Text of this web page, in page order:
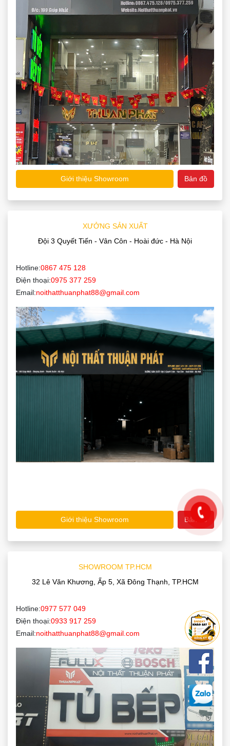
Giới thiệu Showroom Bản đồ
XƯỞNG SẢN XUẤT
Đội 3 Quyết Tiến - Vân Côn - Hoài đức - Hà Nội
Hotline:0867 475 128
Điện thoại:0975 377 259
Email:noithatthuanphat88@gmail.com
Giới thiệu Showroom Bản đồ
SHOWROOM TP.HCM
32 Lê Văn Khương, Ấp 5, Xã Đông Thạnh, TP.HCM
Hotline:0977 577 049
Điện thoại:0933 917 259
Email:noithatthuanphat88@gmail.com